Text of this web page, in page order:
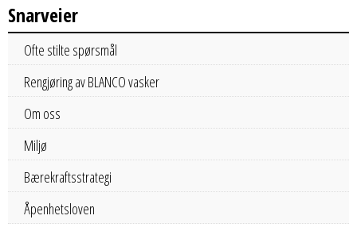
Snarveier
Ofte stilte spørsmål
Rengjøring av BLANCO vasker
Om oss
Miljø
Bærekraftsstrategi
Åpenhetsloven